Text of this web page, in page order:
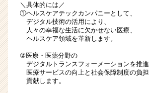
ォ
ー
ム
供！
＼具体的には／
①ヘルスケアテックカンパニーとして、
デジタル技術の活用により、
人々の幸福な生活に欠かせない医療、
ヘルスケア領域を革新します。
②医療・医薬分野の
デジタルトランスフォーメーションを推進
医療サービスの向上と社会保障制度の負
貢献します。